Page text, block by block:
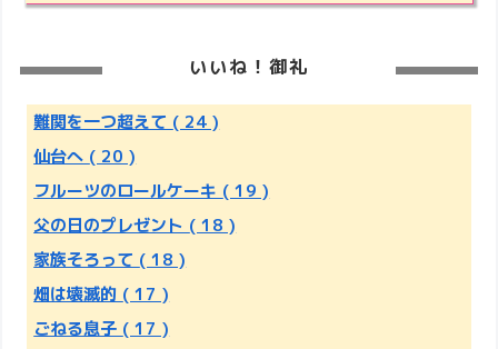
いいね！御礼
難関を一つ超えて ( 24 )
仙台へ ( 20 )
フルーツのロールケーキ ( 19 )
父の日のプレゼント ( 18 )
家族そろって ( 18 )
畑は壊滅的 ( 17 )
ごねる息子 ( 17 )